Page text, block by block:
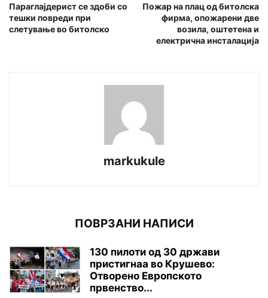
Параглајдерист се здоби со
тешки повреди при
слетување во битолско
Пожар на плац од битолска
фирма, опожарени две
возила, оштетена и
електрична инсталација
markukule
ПОВРЗАНИ НАПИСИ
130 пилоти од 30 држави
пристигнаа во Крушево:
Отворено Европското
првенство...